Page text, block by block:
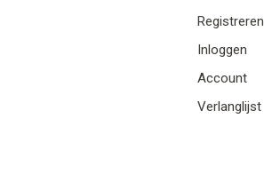
Registreren
Inloggen
Account
Verlanglijst